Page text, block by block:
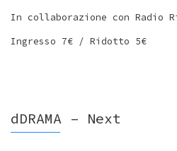
In collaborazione con Radio
Ingresso 7€ / Ridotto 5€
dDRAMA – Next